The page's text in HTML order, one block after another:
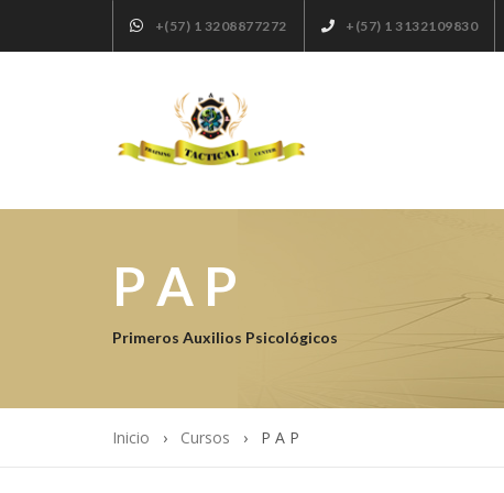
+(57) 1 3208877272 +(57) 1 3132109830
P A P
Primeros Auxilios Psicológicos
Inicio Cursos P A P